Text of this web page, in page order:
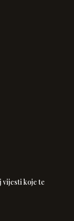
vijesti koje te